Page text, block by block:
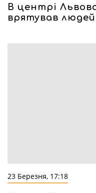
В центрі
врятував
23 Березня, 17:18